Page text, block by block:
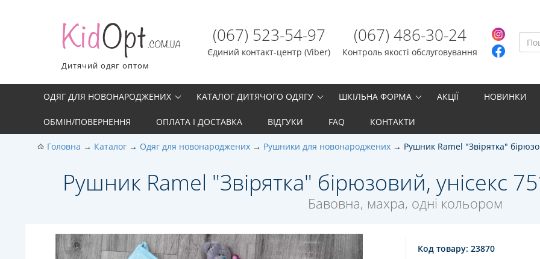
Дитячий одяг оптом
(067) 523-54-97
Єдиний контакт-центр (Viber)
(067) 486-30-24
Контроль якості обслуговування
ОДЯГ ДЛЯ НОВОНАРОДЖЕНИХ КАТАЛОГ ДИТЯЧОГО ОДЯГУ ШКІЛЬНА ФОРМА АКЦІЇ НОВИНКИ
ОБМІН/ПОВЕРНЕННЯ ОПЛАТА І ДОСТАВКА ВІДГУКИ FAQ КОНТАКТИ
Головна Каталог Одяг для новонароджених Рушники для новонароджених Рушник Ramel "Звірятка"
Рушник Ramel "Звірятка" бірюзовий, унісекс
Бавовна, махра, одні кольором
Код товару: 23870